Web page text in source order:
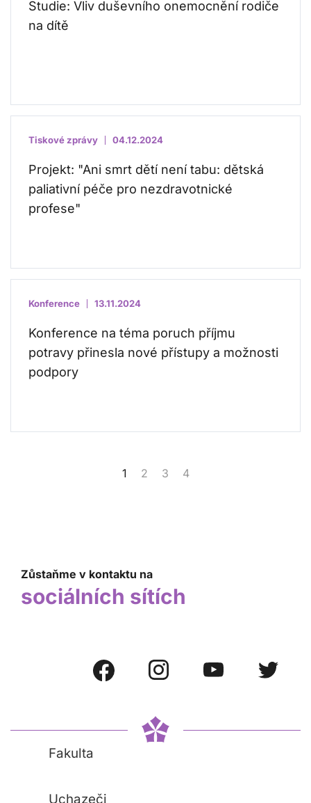
Studie: Vliv duševního onemocnění rodiče
na dítě
Tiskové zprávy 04.12.2024
Projekt: "Ani smrt dětí není tabu: dětská
paliativní péče pro nezdravotnické
profese"
Konference 13.11.2024
Konference na téma poruch příjmu
potravy přinesla nové přístupy a možnosti
podpory
1 2 3 4
Zůstaňme v kontaktu na
sociálních sítích
Fakulta
Uchazeči